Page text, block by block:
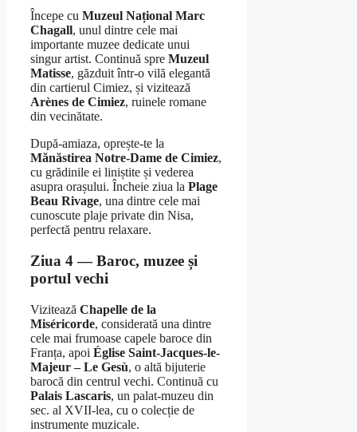
Începe cu Muzeul Național Marc
Chagall, unul dintre cele mai
importante muzee dedicate unui
singur artist. Continuă spre Muzeul
Matisse, găzduit într-o vilă elegantă
din cartierul Cimiez, și vizitează
Arènes de Cimiez, ruinele romane
din vecinătate.
După-amiaza, oprește-te la
Mănăstirea Notre-Dame de Cimiez,
cu grădinile ei liniștite și vederea
asupra orașului. Încheie ziua la Plage
Beau Rivage, una dintre cele mai
cunoscute plaje private din Nisa,
perfectă pentru relaxare.
Ziua 4 — Baroc, muzee și
portul vechi
Vizitează Chapelle de la
Miséricorde, considerată una dintre
cele mai frumoase capele baroce din
Franța, apoi Église Saint-Jacques-le-
Majeur – Le Gesù, o altă bijuterie
barocă din centrul vechi. Continuă cu
Palais Lascaris, un palat-muzeu din
sec. al XVII-lea, cu o colecție de
instrumente muzicale.